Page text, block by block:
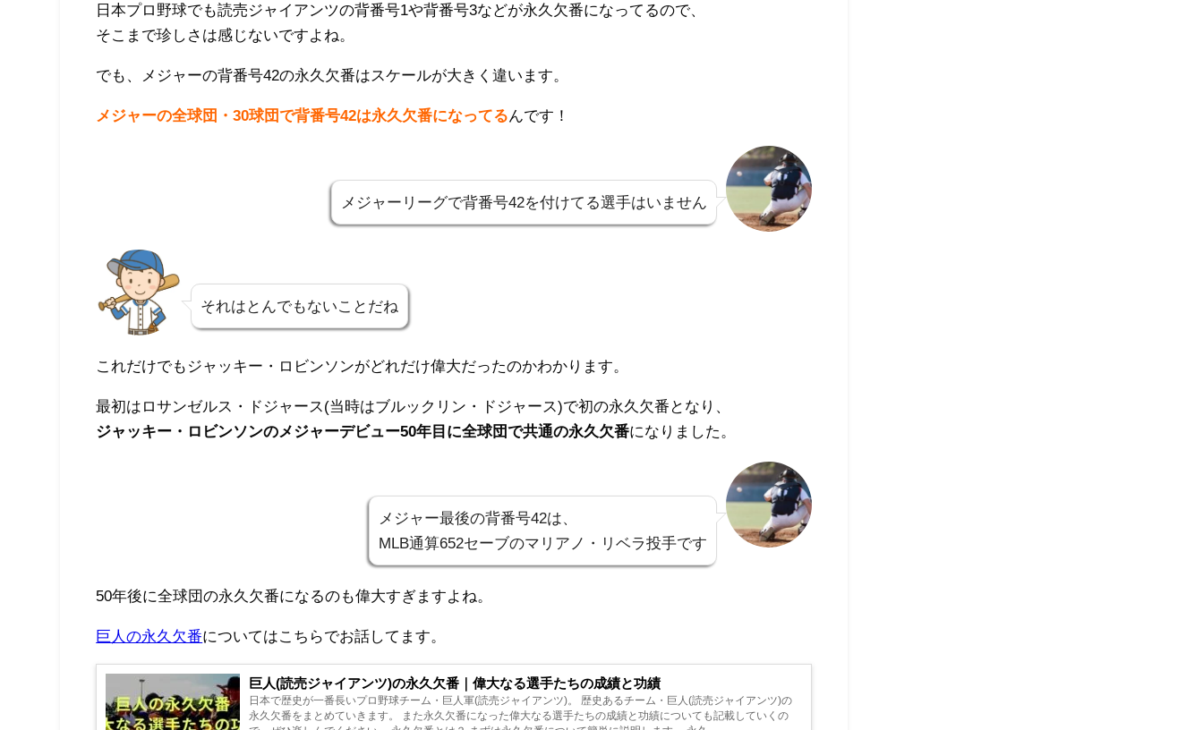
日本プロ野球でも読売ジャイアンツの背番号1や背番号3などが永久欠番になってるので、
そこまで珍しさは感じないですよね。
でも、メジャーの背番号42の永久欠番はスケールが大きく違います。
メジャーの全球団・30球団で背番号42は永久欠番になってる んです！
メジャーリーグで背番号42を付けてる選手はいません
それはとんでもないことだね
これだけでもジャッキー・ロビンソンがどれだけ偉大だったのかわかります。
最初はロサンゼルス・ドジャース(当時はブルックリン・ドジャース)で初の永久欠番となり、
ジャッキー・ロビンソンのメジャーデビュー50年目に全球団で共通の永久欠番になりました。
メジャー最後の背番号42は、
MLB通算652セーブのマリアノ・リベラ投手です
50年後に全球団の永久欠番になるのも偉大すぎますよね。
巨人の永久欠番についてはこちらでお話してます。
巨人(読売ジャイアンツ)の永久欠番｜偉大なる選手たちの成績と功績
日本で歴史が一番長いプロ野球チーム・巨人軍(読売ジャイアンツ)。 歴史あるチーム・巨人(読売ジャイアンツ)の
永久欠番をまとめていきます。 また永久欠番になった偉大なる選手たちの成績と功績についても記載していくの